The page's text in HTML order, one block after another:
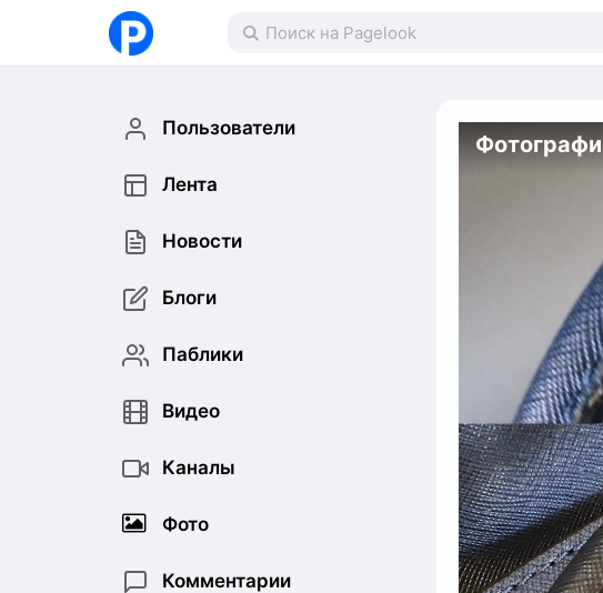
Пользователи
Лента
Новости
Блоги
Паблики
Видео
Каналы
Фото
Комментарии